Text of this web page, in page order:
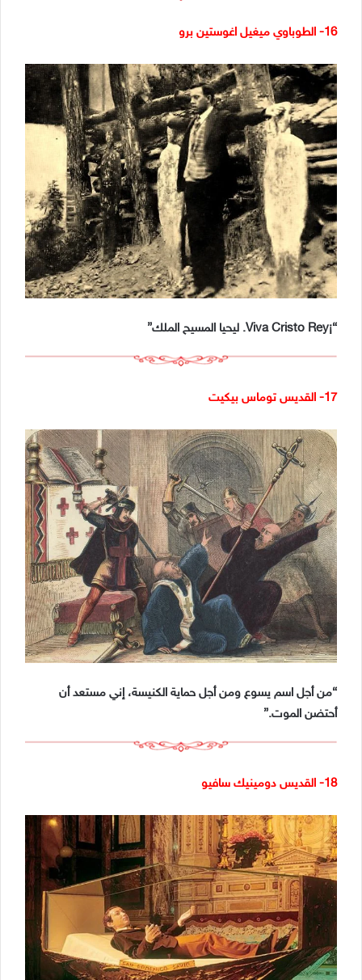
16- الطوباوي ميغيل اغوستين برو
“¡Viva Cristo Rey. ليحيا المسيح الملك”
17- القديس توماس بيكيت
“من أجل اسم يسوع ومن أجل حماية الكنيسة، إني مستعد أن
أحتضن الموت.”
18- القديس دومينيك سافيو